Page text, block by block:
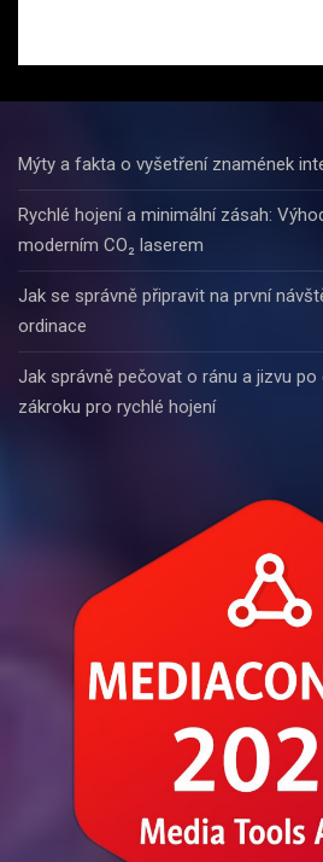
Mýty a fakta o vyšetření znamének
Rychlé hojení a minimální zásah:
moderním CO₂ laserem
Jak se správně připravit na první
ordinace
Jak správně pečovat o ránu a jizvu
zákroku pro rychlé hojení